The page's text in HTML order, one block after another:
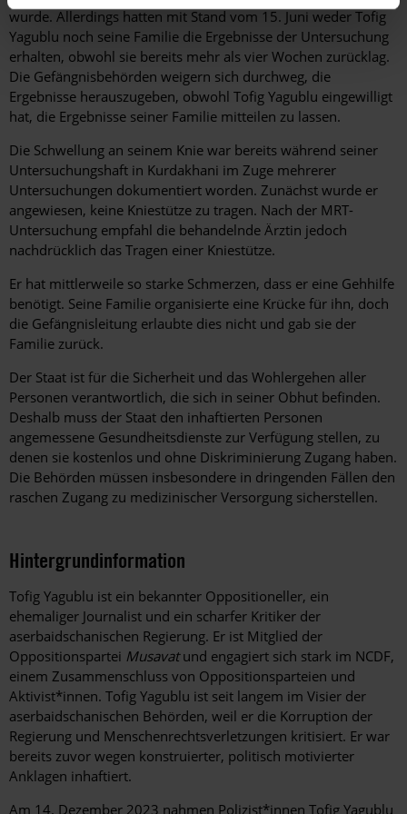
wurde. Allerdings hatten mit Stand vom 15. Juni weder Tofig
Yagublu noch seine Familie die Ergebnisse der Untersuchung
erhalten, obwohl sie bereits mehr als vier Wochen zurücklag.
Die Gefängnisbehörden weigern sich durchweg, die
Ergebnisse herauszugeben, obwohl Tofig Yagublu eingewilligt
hat, die Ergebnisse seiner Familie mitteilen zu lassen.
Die Schwellung an seinem Knie war bereits während seiner
Untersuchungshaft in Kurdakhani im Zuge mehrerer
Untersuchungen dokumentiert worden. Zunächst wurde er
angewiesen, keine Kniestütze zu tragen. Nach der MRT-
Untersuchung empfahl die behandelnde Ärztin jedoch
nachdrücklich das Tragen einer Kniestütze.
Er hat mittlerweile so starke Schmerzen, dass er eine Gehhilfe
benötigt. Seine Familie organisierte eine Krücke für ihn, doch
die Gefängnisleitung erlaubte dies nicht und gab sie der
Familie zurück.
Der Staat ist für die Sicherheit und das Wohlergehen aller
Personen verantwortlich, die sich in seiner Obhut befinden.
Deshalb muss der Staat den inhaftierten Personen
angemessene Gesundheitsdienste zur Verfügung stellen, zu
denen sie kostenlos und ohne Diskriminierung Zugang haben.
Die Behörden müssen insbesondere in dringenden Fällen den
raschen Zugang zu medizinischer Versorgung sicherstellen.
Hintergrundinformation
Hintergrund
Tofig Yagublu ist ein bekannter Oppositioneller, ein
ehemaliger Journalist und ein scharfer Kritiker der
aserbaidschanischen Regierung. Er ist Mitglied der
Oppositionspartei Musavatund engagiert sich stark im NCDF,
einem Zusammenschluss von Oppositionsparteien und
Aktivist*innen. Tofig Yagublu ist seit langem im Visier der
aserbaidschanischen Behörden, weil er die Korruption der
Regierung und Menschenrechtsverletzungen kritisiert. Er war
bereits zuvor wegen konstruierter, politisch motivierter
Anklagen inhaftiert.
Am 14. Dezember 2023 nahmen Polizist*innen Tofig Yagublu